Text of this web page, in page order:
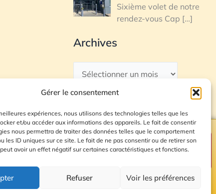
Gérer le consentement
expériences, nous utilisons des technologies telles que les
et/ou accéder aux informations des appareils. Le fait de consentir
nous permettra de traiter des données telles que le comportement
les ID uniques sur ce site. Le fait de ne pas consentir ou de retirer son
avoir un effet négatif sur certaines caractéristiques et fonctions.
Refuser Voir les préférences
Sixième volet de notre
rendez-vous Cap […]
Archives
du site